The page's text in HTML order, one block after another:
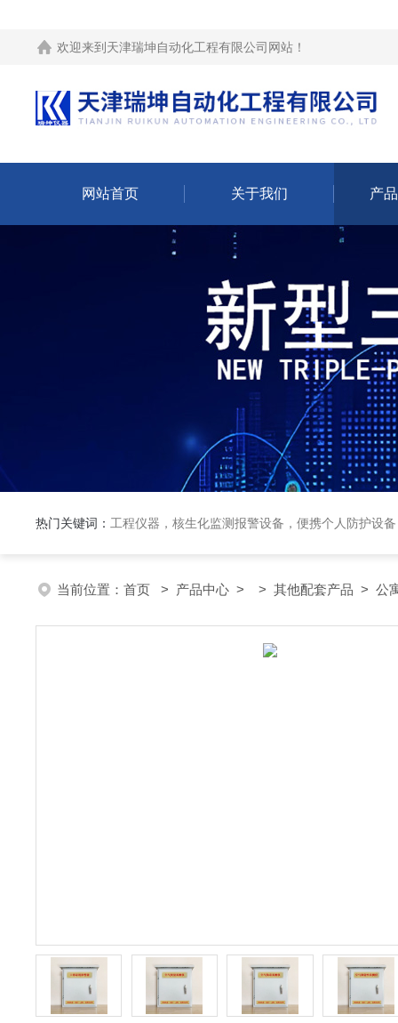
欢迎来到 天津瑞坤自动化工程有限公司网站 ！
网站首页 关于我们 产
热门关键词： 工程仪器，核生化监测报警设备，便携个人防护设
当前位置： 首页 > 产品中心 > > 其他配套产品 > 公